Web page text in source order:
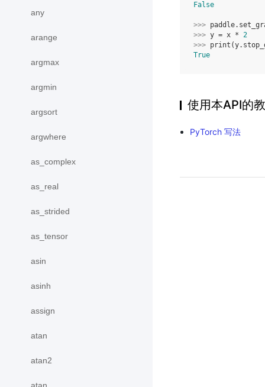
any
arange
argmax
argmin
argsort
argwhere
as_complex
as_real
as_strided
as_tensor
asin
asinh
assign
atan
atan2
False
>>> paddle.
>>> y = x * 2
>>> print (y.
True
使用本API的
PyTorch 写法